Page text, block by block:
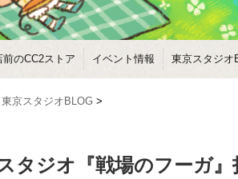
前のCC2ストア イベント情報 東京スタジオ
東京スタジオBLOG >
タジオ『戦場のフーガ